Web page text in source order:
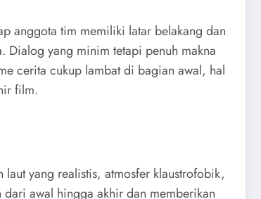
anggota tim memiliki latar belakang dan
Dialog yang minim tetapi penuh makna
cerita cukup lambat di bagian awal, hal
film.
yang realistis, atmosfer klaustrofobik,
awal hingga akhir dan memberikan